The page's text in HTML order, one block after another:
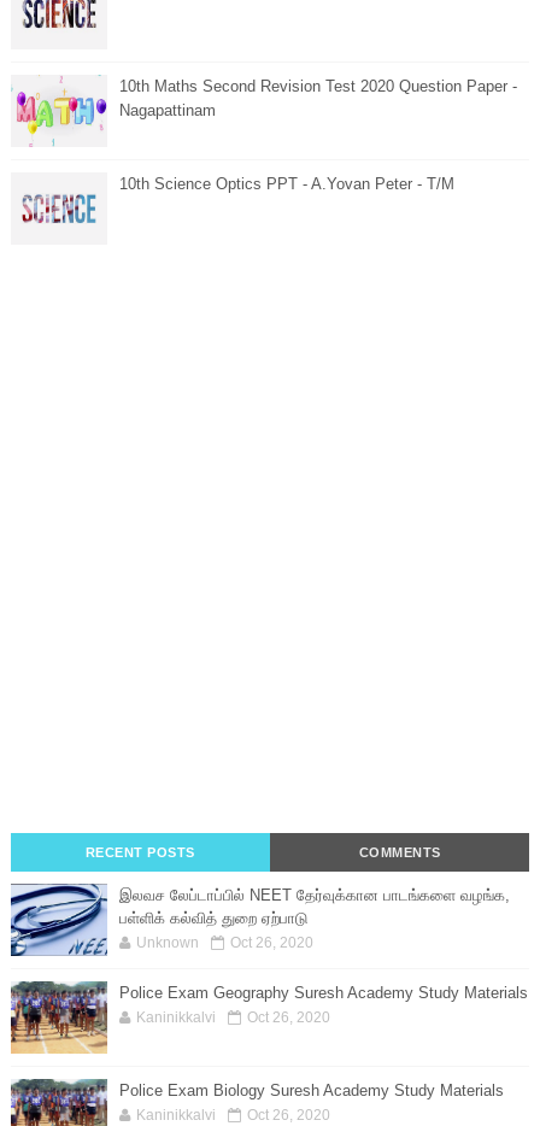
10th Maths Second Revision Test 2020 Question Paper -
Nagapattinam
10th Science Optics PPT - A.Yovan Peter - T/M
RECENT POSTS COMMENTS
இலவச லேப்டாப்பில் NEET தேர்வுக்கான பாடங்களை வழங்க,
பள்ளிக் கல்வித் துறை ஏற்பாடு
Unknown Oct 26, 2020
Police Exam Geography Suresh Academy Study Materials
Kaninikkalvi Oct 26, 2020
Police Exam Biology Suresh Academy Study Materials
Kaninikkalvi Oct 26, 2020